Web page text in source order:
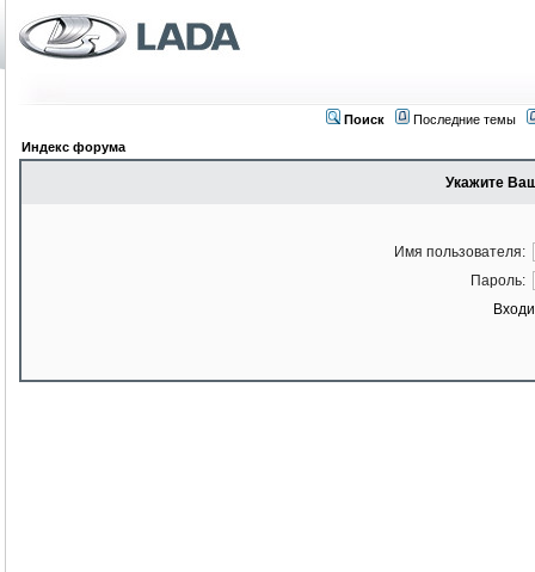
Поиск
Последние темы
Индекс форума
Укажите
Имя пользователя:
Пароль: